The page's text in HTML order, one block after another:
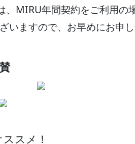
MIRU年間契約をご利用の
いますので、お早めにお申
スメ！